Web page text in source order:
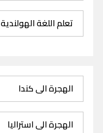
تعلم اللغة الهولندية
الهجرة الى كندا
الهجرة الى استراليا